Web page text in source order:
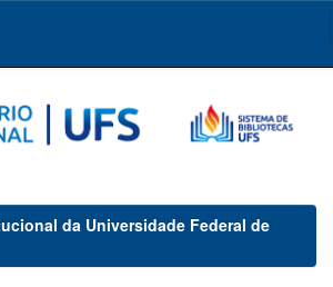
da Universidade Federal de